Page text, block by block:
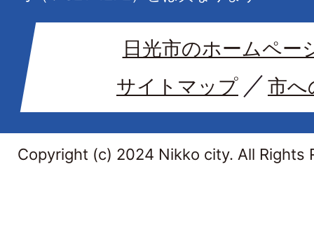
日光市のホームペー
サイトマップ
市へ
Copyright (c) 2024 Nikko city. All Rights